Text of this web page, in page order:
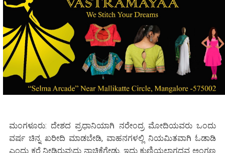
ಮಂಗಳೂರು: ದೇಶದ ಪ್ರಧಾನಿಯಾಗಿ ನರೇಂದ್ರ ಮೋದಿಯವರು ಒಂದು
ವರ್ಷ ಚಿನ್ನ ಖರೀದಿ ಮಾಡಬೇಡಿ, ವಾಹನಗಳಲ್ಲಿ ನಿಯಮಿತವಾಗಿ ಓಡಾಡಿ
ಎಂದು ಕರೆ ನೀಡಿರುವುದು ನಾಚಿಕೆಗೇಡು. ಇದು ಕುಣಿಯಲಾಗದವ ಅಂಗಣ